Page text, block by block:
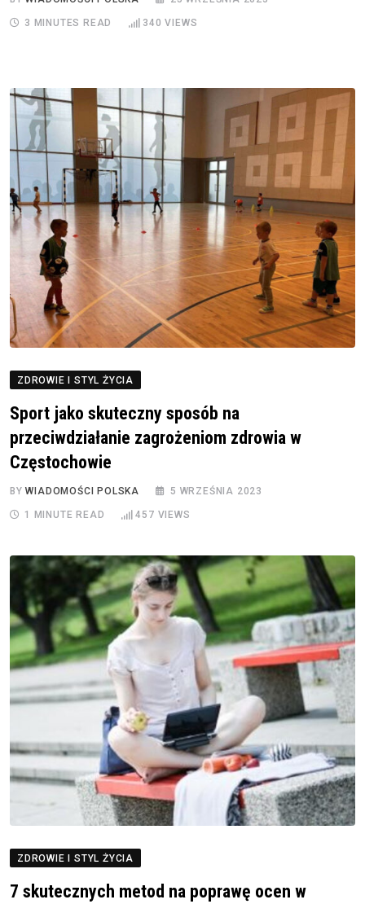
3 MINUTES READ 340 VIEWS
ZDROWIE I STYL ŻYCIA
Sport jako skuteczny sposób na
przeciwdziałanie zagrożeniom zdrowia w
Częstochowie
BYWIADOMOŚCI POLSKA 5 WRZEŚNIA 2023
1 MINUTE READ 457 VIEWS
ZDROWIE I STYL ŻYCIA
7 skutecznych metod na poprawę ocen w